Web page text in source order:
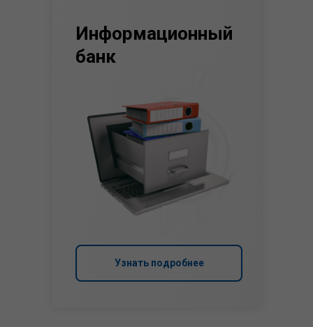
Узнать подробнее
Информационный
банк